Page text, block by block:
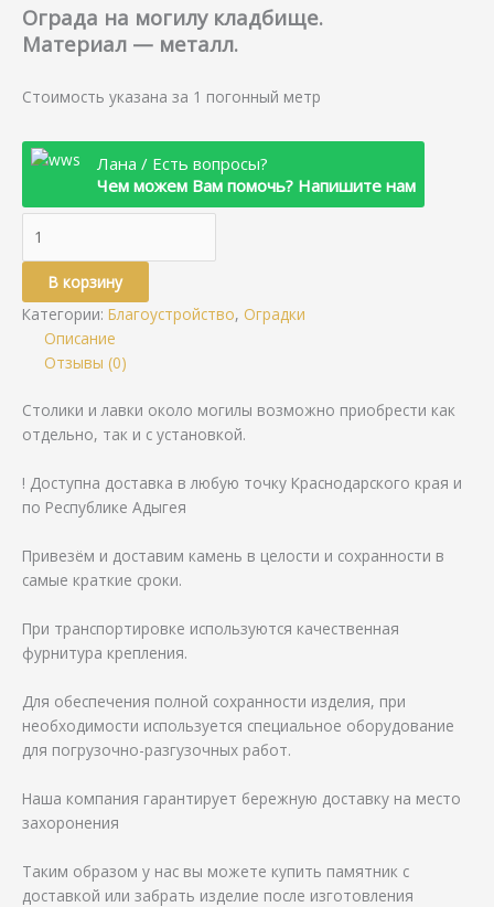
Ограда на могилу кладбище.
Материал — металл.
Стоимость указана за 1 погонный метр
Лана / Есть вопросы?
Чем можем Вам помочь? Напишите нам
В корзину
Категории: Благоустройство, Оградки
Описание
Отзывы (0)
Столики и лавки около могилы возможно приобрести как
отдельно, так и с установкой.
! Доступна доставка в любую точку Краснодарского края и
по Республике Адыгея
Привезём и доставим камень в целости и сохранности в
самые краткие сроки.
При транспортировке используются качественная
фурнитура крепления.
Для обеспечения полной сохранности изделия, при
необходимости используется специальное оборудование
для погрузочно-разгузочных работ.
Наша компания гарантирует бережную доставку на место
захоронения
Таким образом у нас вы можете купить памятник с
доставкой или забрать изделие после изготовления